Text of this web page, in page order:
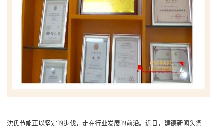
沈氏节能正以坚定的步伐，走在行业发展的前沿。近日，建德新闻头条